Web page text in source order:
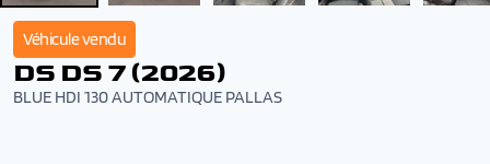
Véhicule vendu
DS DS 7 (2026)
BLUE HDI 130 AUTOMATIQUE PALLAS